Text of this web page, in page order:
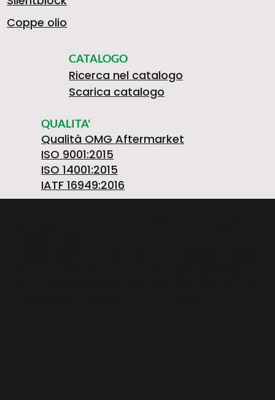
Coppe olio
CATALOGO
Ricerca nel catalogo
Scarica catalogo
QUALITA'
Qualità OMG Aftermarket
ISO 9001:2015
ISO 14001:2015
IATF 16949:2016